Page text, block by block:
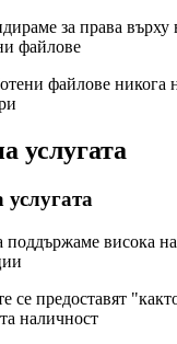
за права
файлове
файлове никога
услугата
поддържаме висока
се предоставят
наличност